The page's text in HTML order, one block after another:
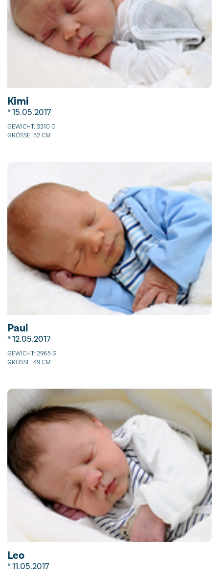
Kimi
* 15.05.2017
GEWICHT: 3310 G
GRÖSSE: 52 CM
Paul
* 12.05.2017
GEWICHT: 2965 G
GRÖSSE: 49 CM
Leo
* 11.05.2017